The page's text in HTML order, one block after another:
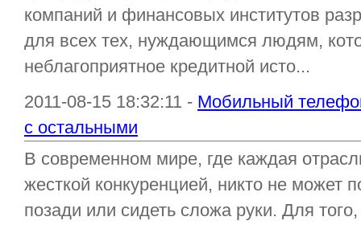
компаний и финансовых институтов
для всех тех, нуждающимся людям,
неблагоприятное кредитной исто...
2011-08-15 18:32:11 - Мобильный
с остальными
В современном мире, где каждая
жесткой конкуренцией, никто не может
позади или сидеть сложа руки. Для